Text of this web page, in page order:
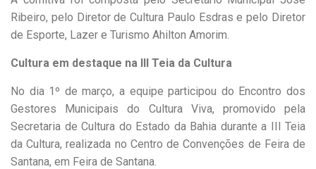
Ribeiro, pelo Diretor de Cultura Paulo Esdras e pelo Diretor
de Esporte, Lazer e Turismo Ahilton Amorim.
Cultura em destaque na III Teia da Cultura
No dia 1º de março, a equipe participou do Encontro dos
Gestores Municipais do Cultura Viva, promovido pela
Secretaria de Cultura do Estado da Bahia durante a III Teia
da Cultura, realizada no Centro de Convenções de Feira de
Santana, em Feira de Santana.